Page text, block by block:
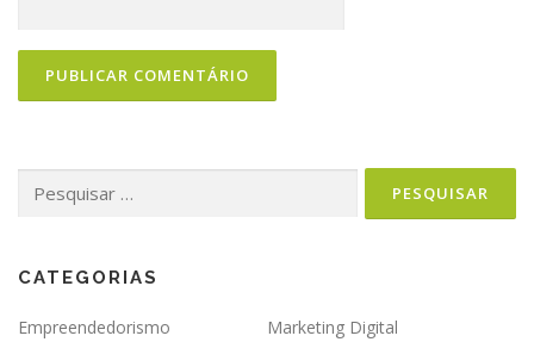
CATEGORIAS
Empreendedorismo
Marketing Digital